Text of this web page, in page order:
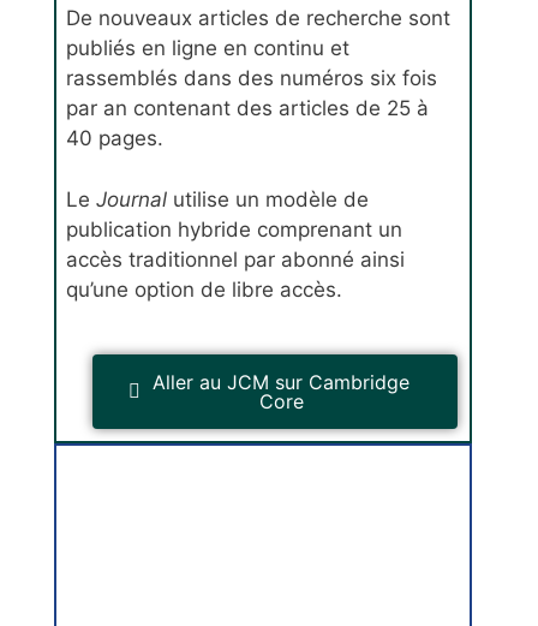
De nouveaux articles de recherche sont
publiés en ligne en continu et
rassemblés dans des numéros six fois
par an contenant des articles de 25 à
40 pages.
Le Journal utilise un modèle de
publication hybride comprenant un
accès traditionnel par abonné ainsi
qu’une option de libre accès.
Aller au JCM sur Cambridge
Core